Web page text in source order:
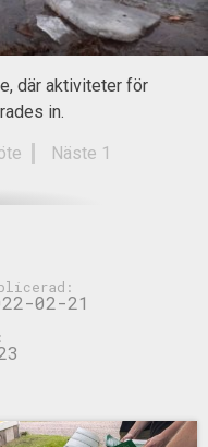
där aktiviteter för
in.
Näste 1
02-21